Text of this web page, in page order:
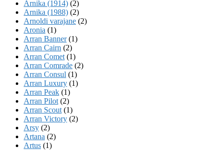
Arnika (1914) (2)
Arnika (1988) (2)
Arnoldi varajane (2)
Aronia (1)
Arran Banner(1)
Arran Cairn (2)
Arran Comet (1)
Arran Comrade (2)
Arran Consul (1)
Arran Luxury (1)
Arran Peak (1)
Arran Pilot (2)
Arran Scout (1)
Arran Victory (2)
Arsy (2)
Artana (2)
Artus (1)